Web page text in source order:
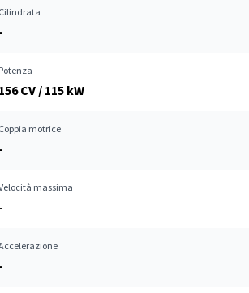
Cilindrata
-
Potenza
156 CV / 115 kW
Coppia motrice
-
massima
-
-